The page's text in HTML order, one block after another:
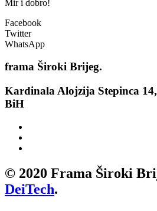
Mir i dobro!
Facebook
Twitter
WhatsApp
frama Široki Brijeg.
Kardinala Alojzija Stepinca
BiH
© 2020 Frama Široki
DeiTech.